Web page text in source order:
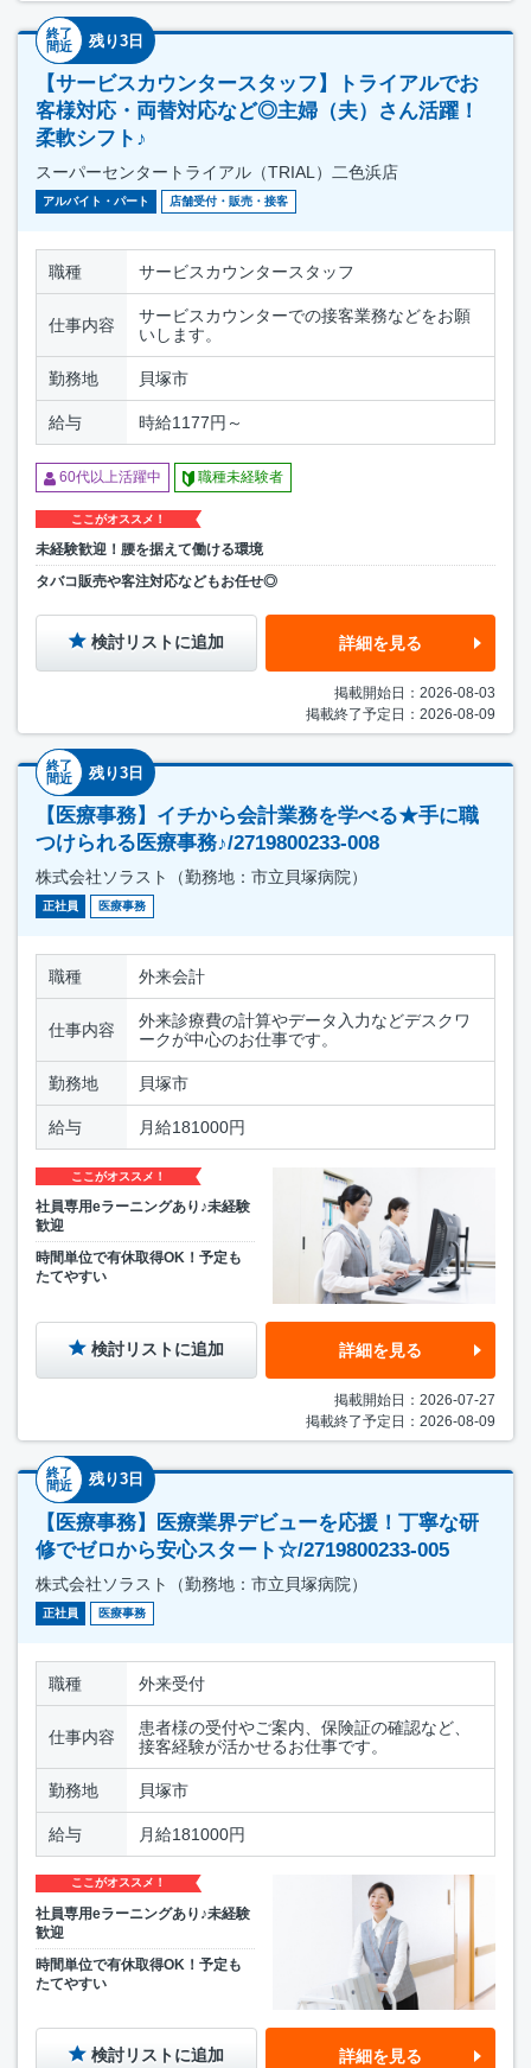
終了
間近
残り3日
【サービスカウンタースタッフ】トライアルでお
客様対応・両替対応など◎主婦（夫）さん活躍！
柔軟シフト♪
スーパーセンタートライアル（TRIAL）二色浜店
アルバイト・パート 店舗受付・販売・接客
職種 サービスカウンタースタッフ
仕事内容
サービスカウンターでの接客業務などをお願
いします。
勤務地 貝塚市
給与 時給1177円～
60代以上活躍中 職種未経験者
ここがオススメ！
未経験歓迎！腰を据えて働ける環境
タバコ販売や客注対応などもお任せ◎
検討リストに追加 詳細を見る
掲載開始日：2026-08-03
掲載終了予定日：2026-08-09
終了
間近
残り3日
【医療事務】イチから会計業務を学べる★手に職
つけられる医療事務♪/2719800233-008
株式会社ソラスト（勤務地：市立貝塚病院）
正社員 医療事務
職種 外来会計
仕事内容
外来診療費の計算やデータ入力などデスクワ
ークが中心のお仕事です。
勤務地 貝塚市
給与 月給181000円
ここがオススメ！
社員専用eラーニングあり♪未経験
歓迎
時間単位で有休取得OK！予定も
たてやすい
検討リストに追加 詳細を見る
掲載開始日：2026-07-27
掲載終了予定日：2026-08-09
終了
間近
残り3日
【医療事務】医療業界デビューを応援！丁寧な研
修でゼロから安心スタート☆/2719800233-005
株式会社ソラスト（勤務地：市立貝塚病院）
正社員 医療事務
職種 外来受付
仕事内容
患者様の受付やご案内、保険証の確認など、
接客経験が活かせるお仕事です。
勤務地 貝塚市
給与 月給181000円
ここがオススメ！
社員専用eラーニングあり♪未経験
歓迎
時間単位で有休取得OK！予定も
たてやすい
検討リストに追加 詳細を見る